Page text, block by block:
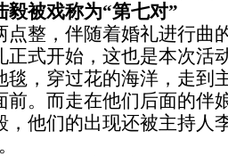
被戏称为“第七对”
，伴随着婚礼进行曲
正式开始，这也是本次活
毯，穿过花的海洋，走到
前。而走在他们后面的伴
，他们的出现还被主持人